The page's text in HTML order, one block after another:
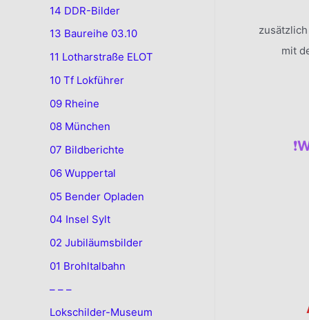
14 DDR-Bilder
13 Baureihe 03.10
11 Lotharstraße ELOT
10 Tf Lokführer
09 Rheine
08 München
07 Bildberichte
06 Wuppertal
05 Bender Opladen
04 Insel Sylt
02 Jubiläumsbilder
01 Brohltalbahn
– – –
Lokschilder-Museum
mit
❗️